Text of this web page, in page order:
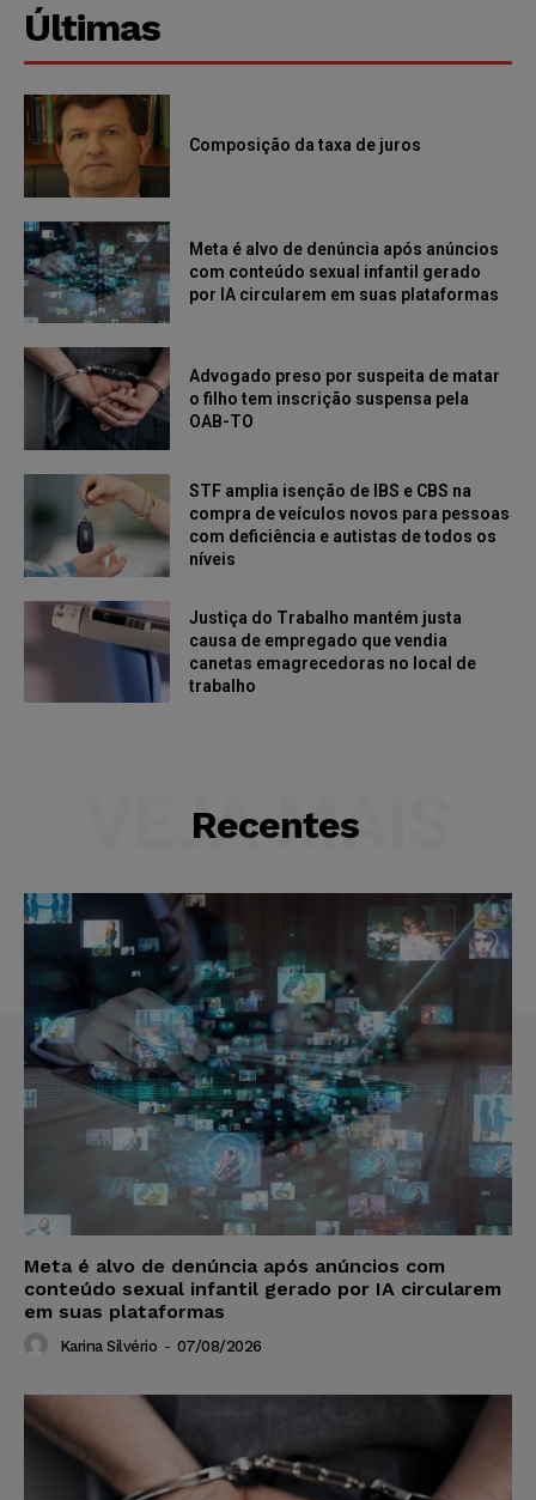
Últimas
Composição da taxa de juros
Meta é alvo de denúncia após anúncios
com conteúdo sexual infantil gerado
por IA circularem em suas plataformas
Advogado preso por suspeita de matar
o filho tem inscrição suspensa pela
OAB-TO
STF amplia isenção de IBS e CBS na
compra de veículos novos para pessoas
com deficiência e autistas de todos os
níveis
Justiça do Trabalho mantém justa
causa de empregado que vendia
canetas emagrecedoras no local de
trabalho
Recentes
VEJA MAIS
Meta é alvo de denúncia após anúncios com
conteúdo sexual infantil gerado por IA circularem
em suas plataformas
Karina Silvério - 07/08/2026